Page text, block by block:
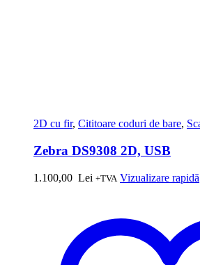
2D cu fir, Cititoare coduri de bare,
Zebra DS9308 2D, USB
1.100,00 Lei +TVA Vizualizare rapidă